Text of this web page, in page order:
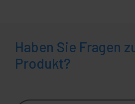
Haben Sie Fragen
Produkt?